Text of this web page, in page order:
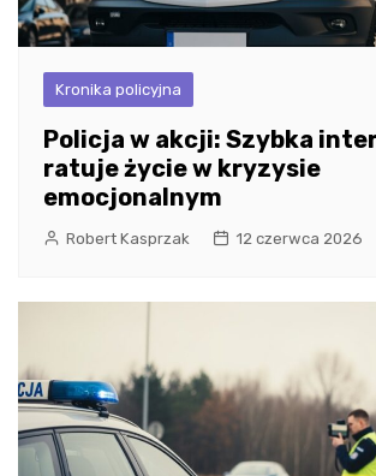
Kronika policyjna
Policja w akcji: Szybka
ratuje życie w kryzysie
emocjonalnym
Robert Kasprzak 12 czerwca 2026